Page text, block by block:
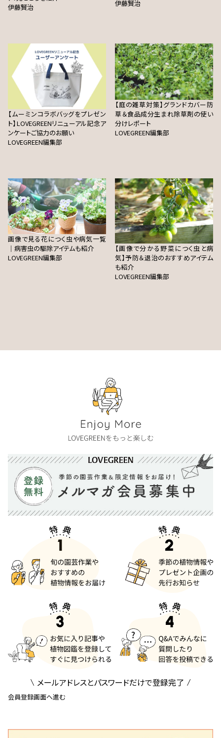
伊藤賢治
伊藤賢治
【ムーミンコラボバッグをプレゼン
ト】LOVEGREENリニューアル記念ア
ンケートご協力のお願い
LOVEGREEN編集部
【庭の雑草対策】グランドカバー防
草＆食品成分生まれ除草剤の使い
分けレポート
LOVEGREEN編集部
画像で見る花につく虫や病気一覧
｜病害虫の駆除アイテムも紹介
LOVEGREEN編集部
【画像で分かる野菜につく虫と病
気】予防＆退治のおすすめアイテム
も紹介
LOVEGREEN編集部
メールアドレスとパスワードだけで登録完了
会員登録画面へ進む